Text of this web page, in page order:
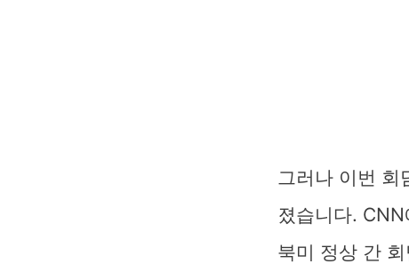
그러나 이번 회
졌습니다.
북미 정상 간